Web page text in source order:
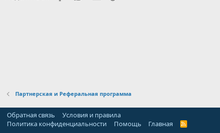
Партнерская и Реферальная программа
Обратная связь
Условия и правила
Политика конфиденциальности
Помощь Главная
R